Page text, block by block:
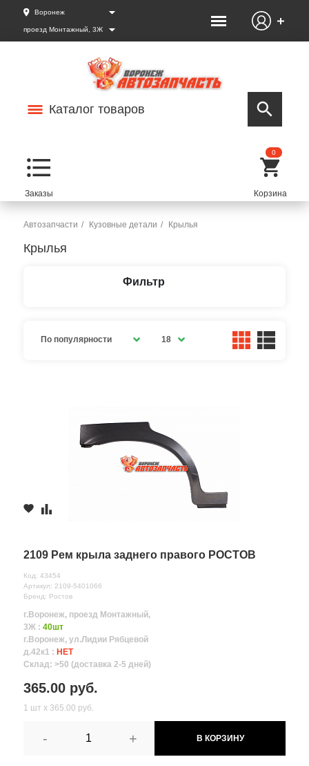
Воронеж
проезд Монтажный, 3Ж
Каталог товаров
0
Автозапчасти Кузовные детали Крылья
Крылья
Фильтр
По популярности 18
2109 Рем крыла заднего правого РОСТОВ
Код: 43454
Артикул: 2109-5401066
Бренд: Ростов
г.Воронеж, проезд Монтажный,
3Ж : 40шт
г.Воронеж, ул.Лидии Рябцевой
д.42к1 : НЕТ
Склад: >50 (доставка 2-5 дней)
365.00 руб.
1 шт х 365.00 руб.
- + В КОРЗИНУ